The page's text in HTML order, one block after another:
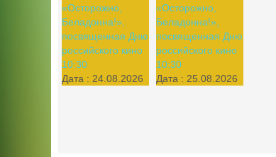
«Осторожно,
Беладонна!»,
посвященная Дню
российского кино
10:30
Дата : 24.08.2026
«Осторожно,
Беладонна!»,
посвященная Дню
российского кино
10:30
Дата : 25.08.2026